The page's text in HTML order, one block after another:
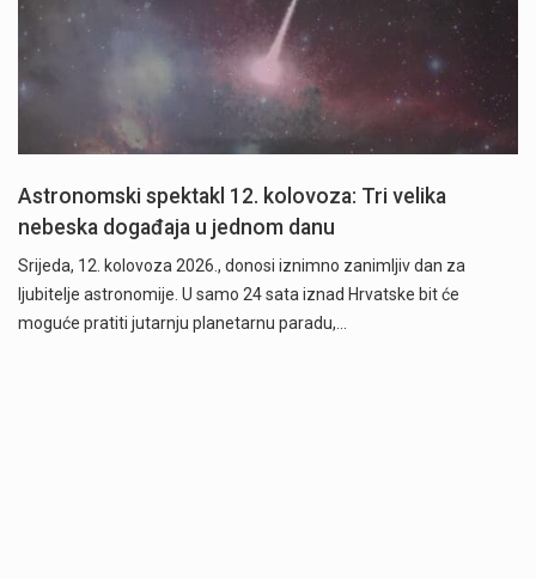
Astronomski spektakl 12. kolovoza: Tri velika
nebeska događaja u jednom danu
Srijeda, 12. kolovoza 2026., donosi iznimno zanimljiv dan za
ljubitelje astronomije. U samo 24 sata iznad Hrvatske bit će
moguće pratiti jutarnju planetarnu paradu,…